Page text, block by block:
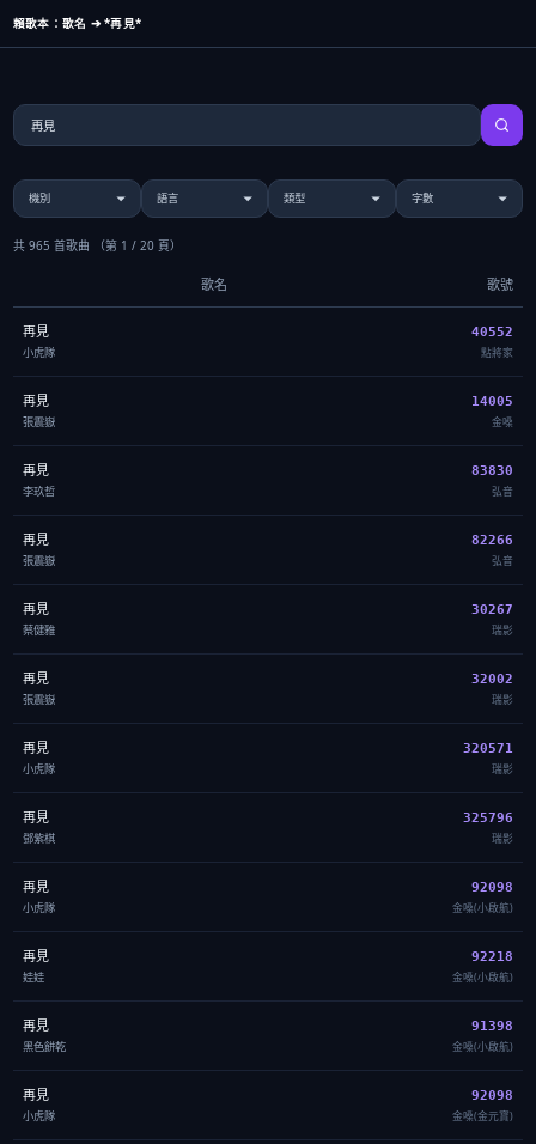
賴歌本：歌名 ➔ *再見*
共 965 首歌曲 （第 1 / 20 頁）
歌名 歌號
再見
小虎隊
40552
點將家
再見
張震嶽
14005
金嗓
再見
李玖哲
83830
弘音
再見
張震嶽
82266
弘音
再見
蔡健雅
30267
瑞影
再見
張震嶽
32002
瑞影
再見
小虎隊
320571
瑞影
再見
鄧紫棋
325796
瑞影
再見
小虎隊
92098
金嗓(小啟航)
再見
娃娃
92218
金嗓(小啟航)
再見
黑色餅乾
91398
金嗓(小啟航)
再見
小虎隊
92098
金嗓(金元寶)